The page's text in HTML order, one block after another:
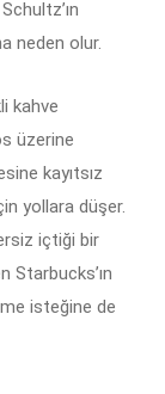
neden olur.
kahve
üzerine
kayıtsız
yollara düşer.
içtiği bir
Starbucks’ın
isteğine de